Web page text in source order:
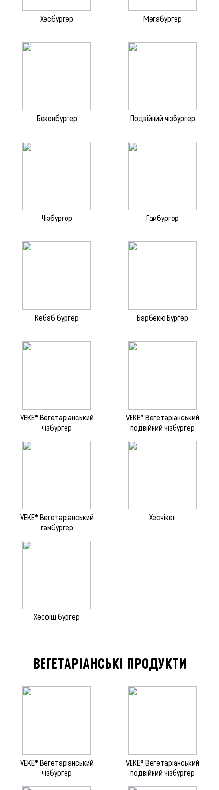
Хесбургер Мегабургер
Беконбургер Подвійний чізбургер
Чізбургер Гамбургер
Кебаб бургер Барбекю Бургер
VEKE® Вегетаріанський
чізбургер
VEKE® Вегетаріанський
подвійний чізбургер
VEKE® Вегетаріанський
гамбургер
Хесчікен
Хесфіш бургер
ВЕГЕТАРІАНСЬКІ ПРОДУКТИ
VEKE® Вегетаріанський
чізбургер
VEKE® Вегетаріанський
подвійний чізбургер